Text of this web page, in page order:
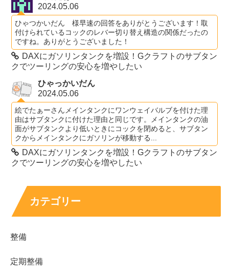
2024.05.06
ひゃつかいだん 様早速の回答をありがとうございます！取
付けられているコックのレバー切り替え構造の関係だったの
ですね。ありがとうございました！
DAXにガソリンタンクを増設！Gクラフトのサブタン
クでツーリングの安心を増やしたい
ひゃっかいだん
2024.05.06
絵でたぁーさんメインタンクにワンウェイバルブを付けた理
由はサブタンクに付けた理由と同じです。メインタンクの油
面がサブタンクより低いときにコックを閉めると、サブタン
クからメインタンクにガソリンが移動する...
DAXにガソリンタンクを増設！Gクラフトのサブタン
クでツーリングの安心を増やしたい
カテゴリー
整備
定期整備